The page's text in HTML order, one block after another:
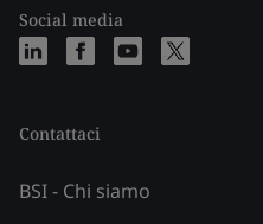
Social media
Contattaci
BSI - Chi siamo